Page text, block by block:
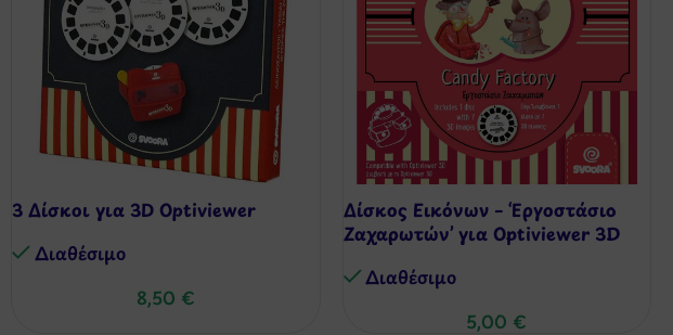
3 Δίσκοι για 3D Optiviewer
Διαθέσιμo
8,50 €
Δίσκος Εικόνων – ‘Εργοστάσιο
Ζαχαρωτών’ για Optiviewer 3D
Διαθέσιμo
5,00€